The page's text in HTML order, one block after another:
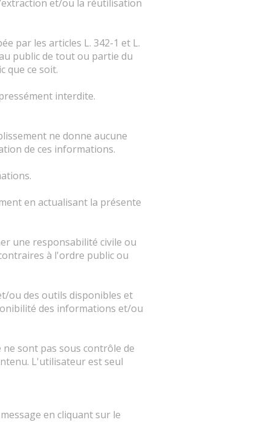
et/ou la réutilisation
par les articles L. 342-1 et L.
public de tout ou partie du
que ce soit.
interdite.
ne donne aucune
de ces informations.
en actualisant la présente
une responsabilité civile ou
à l'ordre public ou
ou des outils disponibles et
des informations et/ou
sont pas sous contrôle de
L'utilisateur est seul
en cliquant sur le